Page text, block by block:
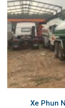
Xe Phun